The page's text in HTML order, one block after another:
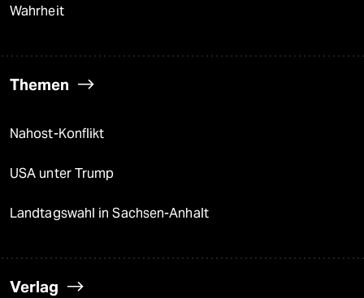
Wahrheit
Themen
Nahost-Konflikt
USA unter Trump
Landtagswahl in Sachsen-Anhalt
Verlag